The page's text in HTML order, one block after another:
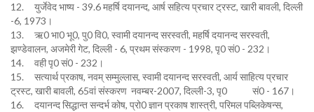
12. युर्जेवेद भाष्य - 39.6 महर्षि दयानन्द, आर्ष सहित्य प्रचार ट्रस्ट, खारी बावली, दिल्ली
-6, 1973।
13. ऋ0 भा0 भू0, पु0 वि0, स्वामी दयानन्द सरस्वती, महर्षि दयानन्द सरस्वती,
झण्डेवालन, अजमेरी गेट, दिल्ली - 6, प्रथम संस्करण - 1998, पृ0 सं0 - 232।
14. वही पृ0 सं0 - 232।
15. सत्यार्थ प्रकाष, नवम् सम्मुल्लास, स्वामी दयानन्द सरस्वती, आर्य साहित्य प्रचार
ट्रस्ट, खारी बावली, 65वां संस्करण नवम्बर-2007, दिल्ली-3, पृ0 सं0 - 167।
16. दयानन्द सिद्धान्त सन्दर्भ कोष, प्रो0 ज्ञान प्रकाष शास्त्री, परिमल पब्लिकेषन्स,